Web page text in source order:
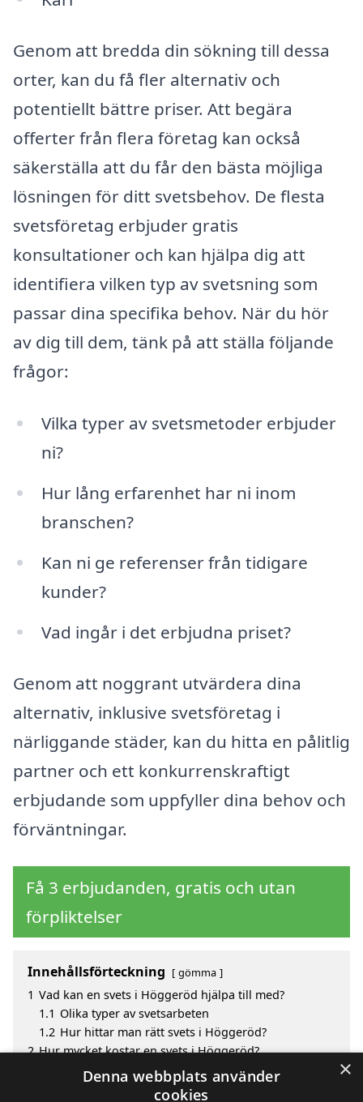
Genom att bredda din sökning till dessa
orter, kan du få fler alternativ och
potentiellt bättre priser. Att begära
offerter från flera företag kan också
säkerställa att du får den bästa möjliga
lösningen för ditt svetsbehov. De flesta
svetsföretag erbjuder gratis
konsultationer och kan hjälpa dig att
identifiera vilken typ av svetsning som
passar dina specifika behov. När du hör
av dig till dem, tänk på att ställa följande
frågor:
Vilka typer av svetsmetoder erbjuder
ni?
Hur lång erfarenhet har ni inom
branschen?
Kan ni ge referenser från tidigare
kunder?
Vad ingår i det erbjudna priset?
Genom att noggrant utvärdera dina
alternativ, inklusive svetsföretag i
närliggande städer, kan du hitta en pålitlig
partner och ett konkurrenskraftigt
erbjudande som uppfyller dina behov och
förväntningar.
Få 3 erbjudanden, gratis och utan
förpliktelser
Innehållsförteckning gömma
1 Vad kan en svets i Höggeröd hjälpa till med?
1.1 Olika typer av svetsarbeten
1.2 Hur hittar man rätt svets i Höggeröd?
2 Hur mycket kostar en svets i Höggeröd?
Fördelar med att välja svets i Höggeröd
Sök efter en skicklig svets i de omgivande städerna
×
Denna webbplats använder
cookies